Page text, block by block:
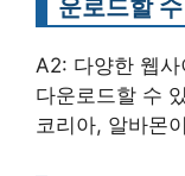
운로드할
A2: 다양한 웹
다운로드할 수
코리아, 알바몬